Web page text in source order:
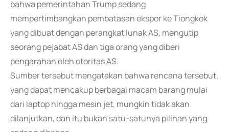
bahwa pemerintahan Trump sedang
mempertimbangkan pembatasan ekspor ke Tiongkok
yang dibuat dengan perangkat lunak AS, mengutip
seorang pejabat AS dan tiga orang yang diberi
pengarahan oleh otoritas AS.
Sumber tersebut mengatakan bahwa rencana tersebut,
yang dapat mencakup berbagai macam barang mulai
dari laptop hingga mesin jet, mungkin tidak akan
dilanjutkan, dan itu bukan satu-satunya pilihan yang